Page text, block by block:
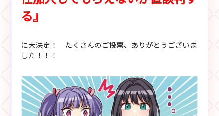
る』
に大決定！ たくさんのご投票、ありがとうございま
した！！！